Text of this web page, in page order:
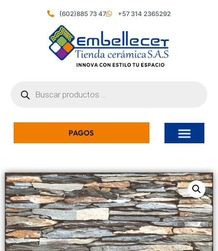
(602)885 73 47 +57 314 2365292
PAGOS